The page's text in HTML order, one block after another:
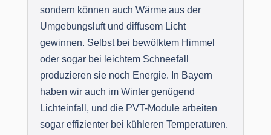
sondern können auch Wärme aus der
Umgebungsluft und diffusem Licht
gewinnen. Selbst bei bewölktem Himmel
oder sogar bei leichtem Schneefall
produzieren sie noch Energie. In Bayern
haben wir auch im Winter genügend
Lichteinfall, und die PVT-Module arbeiten
sogar effizienter bei kühleren Temperaturen.